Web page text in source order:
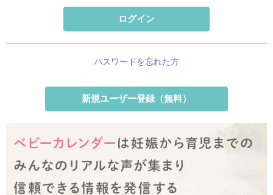
ログイン
パスワードを忘れた方
新規ユーザー登録（無料）